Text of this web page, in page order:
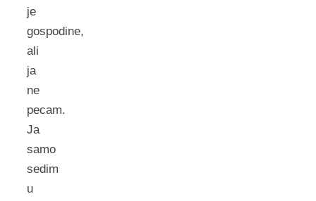
je
gospodine,
ali
ja
ne
pecam.
Ja
samo
sedim
u